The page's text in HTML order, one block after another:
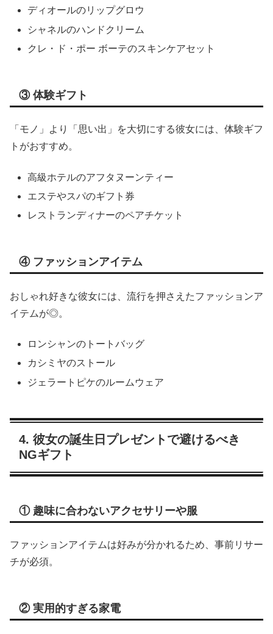
ディオールのリップグロウ
シャネルのハンドクリーム
クレ・ド・ポー ボーテのスキンケアセット
③ 体験ギフト
「モノ」より「思い出」を大切にする彼女には、体験ギフ
トがおすすめ。
高級ホテルのアフタヌーンティー
エステやスパのギフト券
レストランディナーのペアチケット
④ ファッションアイテム
おしゃれ好きな彼女には、流行を押さえたファッションア
イテムが◎。
ロンシャンのトートバッグ
カシミヤのストール
ジェラートピケのルームウェア
4. 彼女の誕生日プレゼントで避けるべき
NGギフト
① 趣味に合わないアクセサリーや服
ファッションアイテムは好みが分かれるため、事前リサー
チが必須。
② 実用的すぎる家電